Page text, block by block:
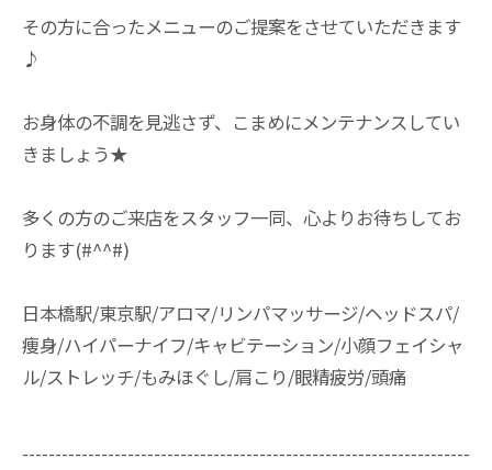
その方に合ったメニューのご提案をさせていただきます
♪
お身体の不調を見逃さず、こまめにメンテナンスしてい
きましょう★
多くの方のご来店をスタッフ一同、心よりお待ちしてお
ります(#^^#)
日本橋駅/東京駅/アロマ/リンパマッサージ/ヘッドスパ/
痩身/ハイパーナイフ/キャビテーション/小顔フェイシャ
ル/ストレッチ/もみほぐし/肩こり/眼精疲労/頭痛
--------------------------------------------------------------------